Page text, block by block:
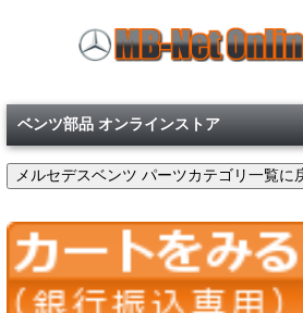
ベンツ部品 オンラインストア